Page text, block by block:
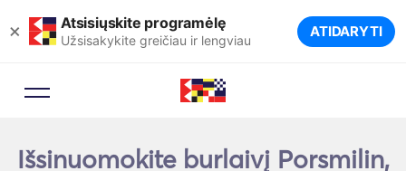
× Atsisiųskite programėlę
Užsisakykite greičiau ir lengviau ATIDARYTI
Išsinuomokite burlaivį Porsmilin,